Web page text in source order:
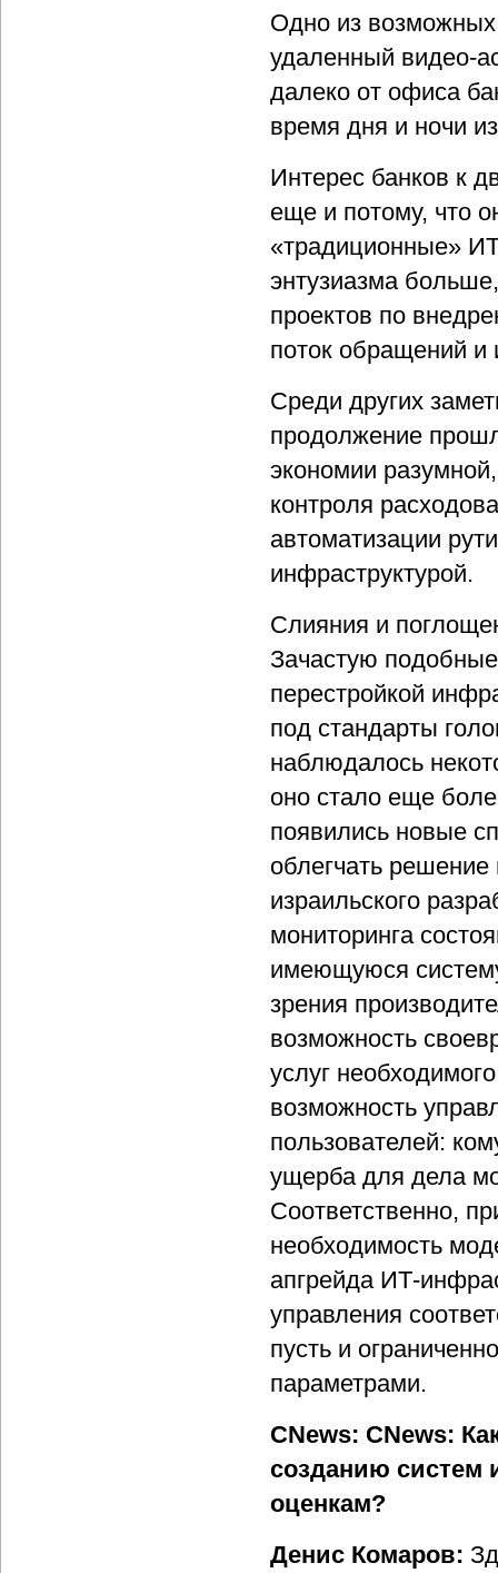
Одно из
удаленный видео-
далеко от офиса
время дня и ночи
Интерес банков к
еще и потому, что
«традиционные»
энтузиазма
проектов по
поток обращений и
Среди других
продолжение
экономии
контроля
автоматизации
инфраструктурой.
Слияния и
Зачастую
перестройкой
под стандарты
наблюдалось
оно стало еще
появились новые
облегчать
израильского
мониторинга
имеющуюся
зрения
возможность
услуг
возможность
пользователей:
ущерба для дела
Соответственно,
необходимость
апгрейда ИТ-
управления
пусть и
параметрами.
CNews: CNews:
созданию систем
оценкам?
Денис Комаров: